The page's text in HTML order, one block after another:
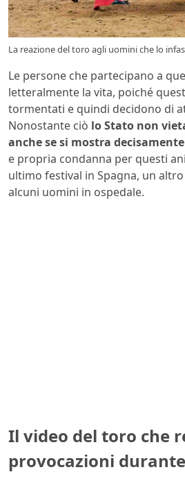
La reazione del toro agli uomini che lo
Le persone che partecipano a
letteralmente la vita, poiché
tormentati e quindi decidono di
Nonostante ciò lo Stato non
anche se si mostra
e propria condanna per questi
ultimo festival in Spagna, un
alcuni uomini in ospedale.
Il video del toro che
provocazioni